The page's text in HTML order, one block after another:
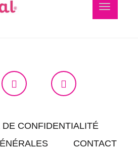
Navigation
CONFIDENTIALITÉ
CONTACT